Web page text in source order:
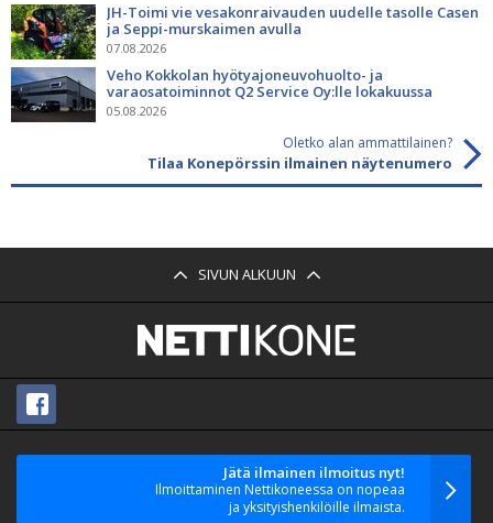
JH-Toimi vie vesakonraivauden uudelle tasolle Casen
ja Seppi-murskaimen avulla
07.08.2026
Veho Kokkolan hyötyajoneuvohuolto- ja
varaosatoiminnot Q2 Service Oy:lle lokakuussa
05.08.2026
Oletko alan ammattilainen?
Tilaa Konepörssin ilmainen näytenumero
SIVUN ALKUUN
Jätä ilmainen ilmoitus nyt!
Ilmoittaminen Nettikoneessa on nopeaa
ja yksityishenkilöille ilmaista.